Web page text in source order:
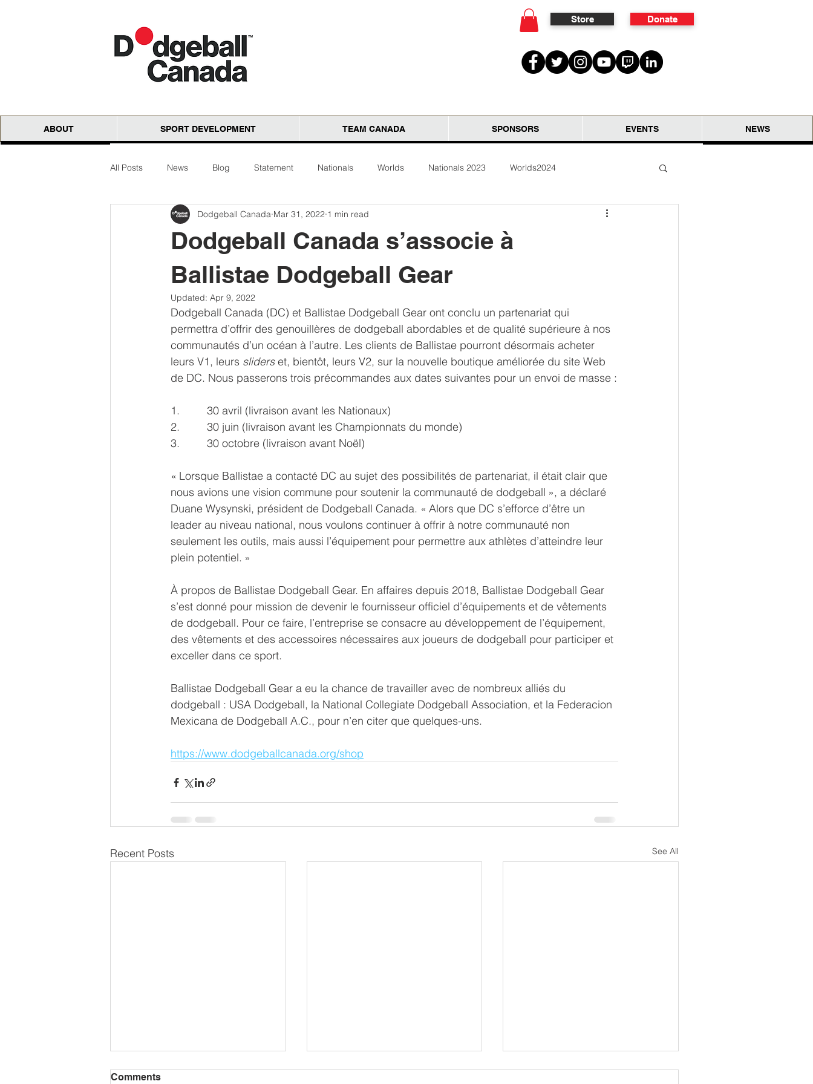
Store Donate
ABOUT SPORT DEVELOPMENT TEAM CANADA SPONSORS EVENTS NEWS
All Posts News Blog Statement Nationals Worlds Nationals 2023 Worlds2024
National Cloth Open AGM
Dodgeball Canada s’associe à
Ballistae Dodgeball Gear
Dodgeball Canada Mar 31, 2022 1 min read
Updated: Apr 9, 2022
Dodgeball Canada (DC) et Ballistae Dodgeball Gear ont conclu un partenariat qui
permettra d’offrir des genouillères de dodgeball abordables et de qualité supérieure à nos
communautés d’un océan à l’autre. Les clients de Ballistae pourront désormais acheter
leurs V1, leurs sliders et, bientôt, leurs V2, sur la nouvelle boutique améliorée du site Web
de DC. Nous passerons trois précommandes aux dates suivantes pour un envoi de masse :
1.         30 avril (livraison avant les Nationaux)
2.         30 juin (livraison avant les Championnats du monde)
3.         30 octobre (livraison avant Noël)
« Lorsque Ballistae a contacté DC au sujet des possibilités de partenariat, il était clair que
nous avions une vision commune pour soutenir la communauté de dodgeball », a déclaré
Duane Wysynski, président de Dodgeball Canada. « Alors que DC s’efforce d’être un
leader au niveau national, nous voulons continuer à offrir à notre communauté non
seulement les outils, mais aussi l’équipement pour permettre aux athlètes d’atteindre leur
plein potentiel. »
À propos de Ballistae Dodgeball Gear. En affaires depuis 2018, Ballistae Dodgeball Gear
s’est donné pour mission de devenir le fournisseur officiel d’équipements et de vêtements
de dodgeball. Pour ce faire, l’entreprise se consacre au développement de l’équipement,
des vêtements et des accessoires nécessaires aux joueurs de dodgeball pour participer et
exceller dans ce sport.
Ballistae Dodgeball Gear a eu la chance de travailler avec de nombreux alliés du
dodgeball : USA Dodgeball, la National Collegiate Dodgeball Association, et la Federacion
Mexicana de Dodgeball A.C., pour n’en citer que quelques-uns.
https://www.dodgeballcanada.org/shop
Recent Posts See All
Comments